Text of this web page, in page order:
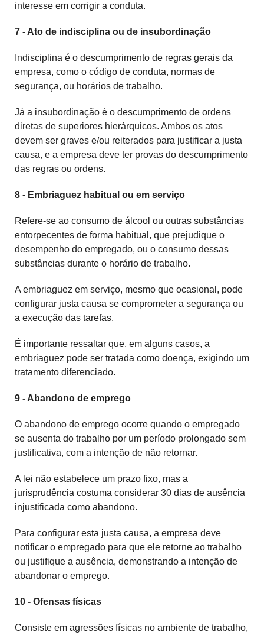
interesse em corrigir a conduta.
7 - Ato de indisciplina ou de insubordinação
Indisciplina é o descumprimento de regras gerais da
empresa, como o código de conduta, normas de
segurança, ou horários de trabalho.
Já a insubordinação é o descumprimento de ordens
diretas de superiores hierárquicos. Ambos os atos
devem ser graves e/ou reiterados para justificar a justa
causa, e a empresa deve ter provas do descumprimento
das regras ou ordens.
8 - Embriaguez habitual ou em serviço
Refere-se ao consumo de álcool ou outras substâncias
entorpecentes de forma habitual, que prejudique o
desempenho do empregado, ou o consumo dessas
substâncias durante o horário de trabalho.
A embriaguez em serviço, mesmo que ocasional, pode
configurar justa causa se comprometer a segurança ou
a execução das tarefas.
É importante ressaltar que, em alguns casos, a
embriaguez pode ser tratada como doença, exigindo um
tratamento diferenciado.
9 - Abandono de emprego
O abandono de emprego ocorre quando o empregado
se ausenta do trabalho por um período prolongado sem
justificativa, com a intenção de não retornar.
A lei não estabelece um prazo fixo, mas a
jurisprudência costuma considerar 30 dias de ausência
injustificada como abandono.
Para configurar esta justa causa, a empresa deve
notificar o empregado para que ele retorne ao trabalho
ou justifique a ausência, demonstrando a intenção de
abandonar o emprego.
10 - Ofensas físicas
Consiste em agressões físicas no ambiente de trabalho,